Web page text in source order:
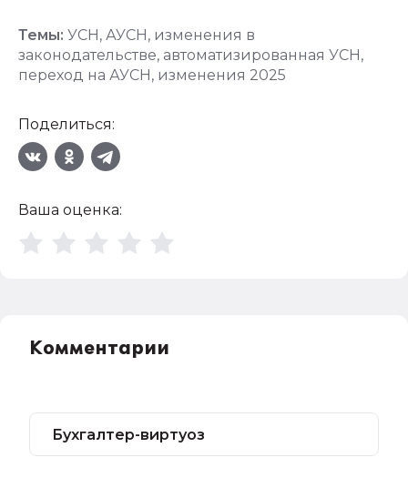
Темы: УСН, АУСН, изменения в
законодательстве, автоматизированная УСН,
переход на АУСН, изменения 2025
Поделиться:
Ваша оценка:
Комментарии